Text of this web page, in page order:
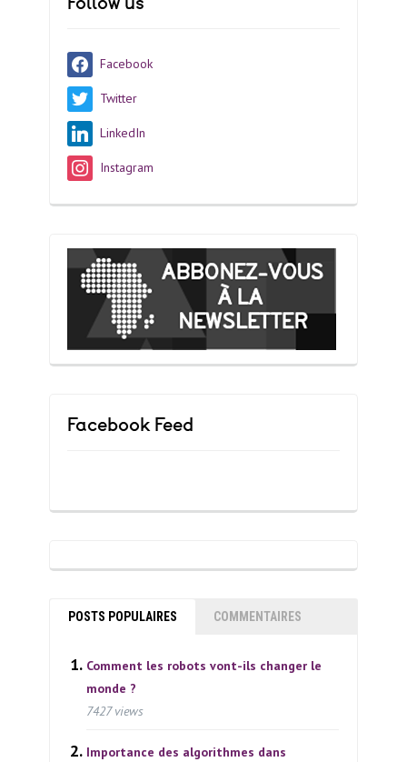
Facebook
Twitter
LinkedIn
Instagram
Facebook Feed
POSTS POPULAIRES COMMENTAIRES
Comment les robots vont-ils changer le
monde ?
7427 views
Importance des algorithmes dans